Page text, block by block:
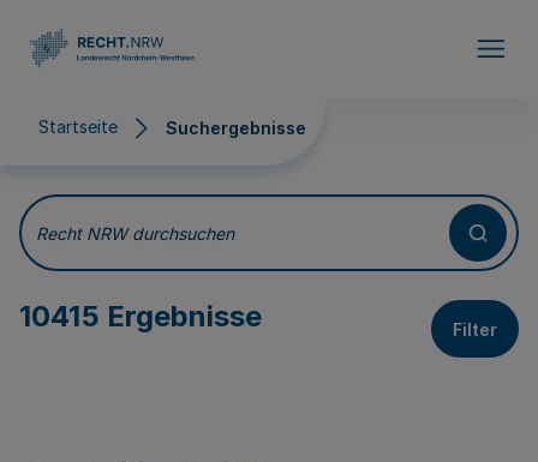
Startseite Suchergebnisse
Suchergebnisse
Recht NRW durchsuchen
10415 Ergebnisse Filter